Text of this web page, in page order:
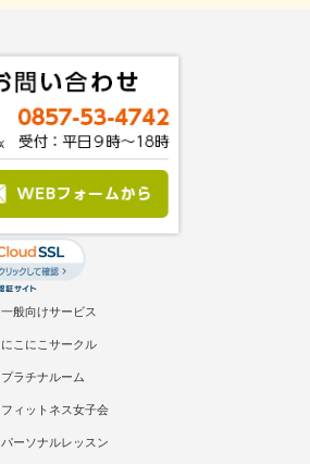
一般向けサービス
にこにこサークル
プラチナルーム
フィットネス女子会
パーソナルレッスン